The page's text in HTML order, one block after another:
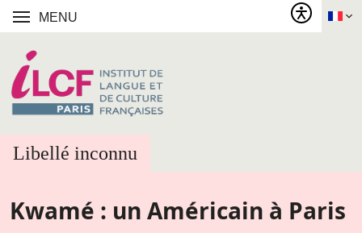
MENU
Libellé inconnu
Kwamé : un Américain à Paris